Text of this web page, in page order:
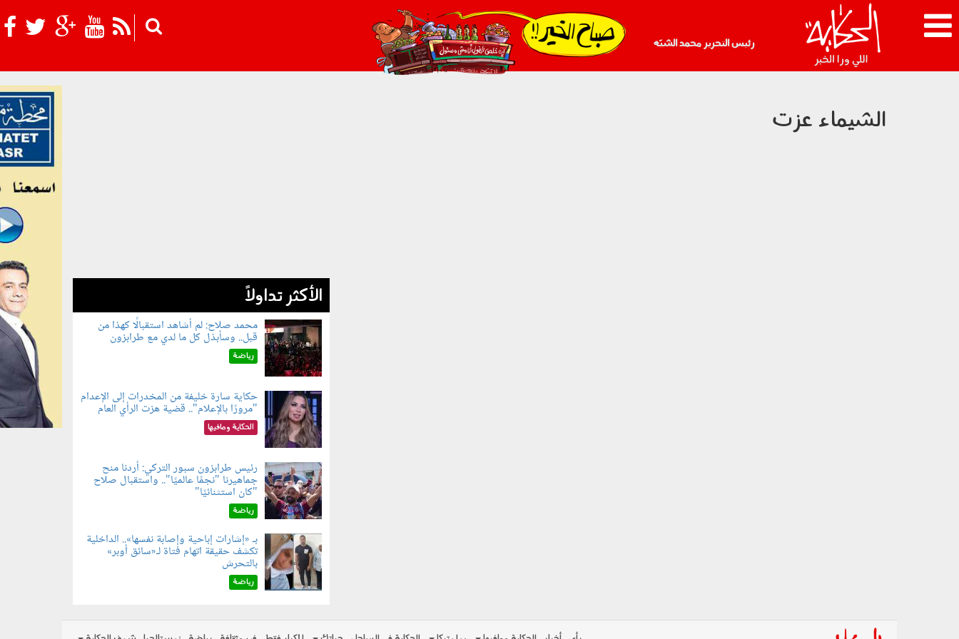
رئيس التحرير محمد الشبّه
021_2.png
الشيماء عزت
الأكثر تداولاً
060802.jpg
محمد صلاح: لم أشاهد استقبالًا كهذا من
قبل.. وسأبذل كل ما لدي مع طرابزون
رياضة
060801.jpeg
حكاية سارة خليفة من المخدرات إلى الإعدام
"مرورًا بالإعلام".. قضية هزت الرأي العام
الحكاية ومافيها
060803.jpg
رئيس طرابزون سبور التركي: أردنا منح
جماهيرنا "نجمًا عالميًا".. واستقبال صلاح
"كان استثنائيًا"
رياضة
060804.jpg
بـ «إشارات إباحية وإصابة نفسها».. الداخلية
تكشف حقيقة اتهام فتاة لـ«سائق أوبر»
بالتحرش
رياضة